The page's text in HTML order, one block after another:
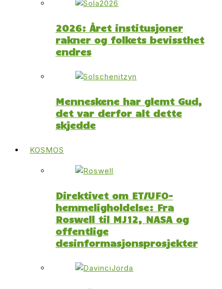
2026: Året institusjoner
rakner og folkets bevissthet
endres
Menneskene har glemt Gud,
det var derfor alt dette
skjedde
KOSMOS
Direktivet om ET/UFO-
hemmeligholdelse: Fra
Roswell til MJ12, NASA og
offentlige
desinformasjonsprosjekter